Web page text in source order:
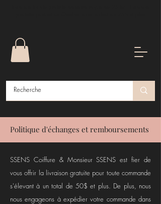
Politique d'échanges et remboursements
SSENS Coiffure & Monsieur SSENS est fier de
vous offrir la livraison gratuite pour toute commande
s'élevant à un total de 50$ et plus. De plus, nous
nous engageons à expédier votre commande dans